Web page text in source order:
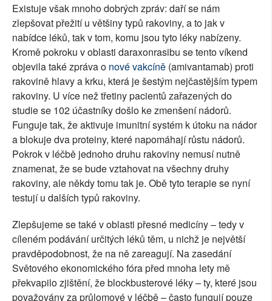
Existuje však mnoho dobrých zpráv: daří se nám
zlepšovat přežití u většiny typů rakoviny, a to jak v
nabídce léků, tak v tom, komu jsou tyto léky nabízeny.
Kromě pokroku v oblasti daraxonrasibu se tento víkend
objevila také zpráva o nové vakcíně (amivantamab) proti
rakovině hlavy a krku, která je šestým nejčastějším typem
rakoviny. U více než třetiny pacientů zařazených do
studie se 102 účastníky došlo ke zmenšení nádorů.
Funguje tak, že aktivuje imunitní systém k útoku na nádor
a blokuje dva proteiny, které napomáhají růstu nádorů.
Pokrok v léčbě jednoho druhu rakoviny nemusí nutně
znamenat, že se bude vztahovat na všechny druhy
rakoviny, ale někdy tomu tak je. Obě tyto terapie se nyní
testují u dalších typů rakoviny.
Zlepšujeme se také v oblasti přesné medicíny – tedy v
cíleném podávání určitých léků těm, u nichž je největší
pravděpodobnost, že na ně zareagují. Na zasedání
Světového ekonomického fóra před mnoha lety mě
překvapilo zjištění, že blockbusterové léky – ty, které jsou
považovány za průlomové v léčbě – často fungují pouze